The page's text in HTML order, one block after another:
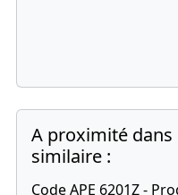
A proximité dans
similaire :
Code APE 6201Z -